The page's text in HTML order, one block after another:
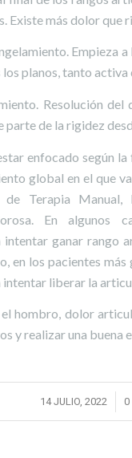
Existe más dolor que
Empieza
planos, tanto activa
Resolución
parte de la rigidez
enfocado según
global en el que
de Terapia
En algunos
ganar rango
en los pacientes más
liberar la
hombro, dolor
y realizar una
14 JULIO, 2022
/ 0